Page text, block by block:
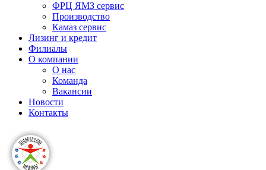
ФРЦ ЯМЗ сервис
Производство
Камаз сервис
Лизинг и кредит
Филиалы
О компании
О нас
Команда
Вакансии
Новости
Контакты